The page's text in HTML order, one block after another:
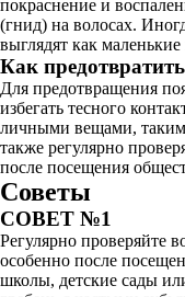
покраснение и
(гнид) на волосах.
выглядят как
Как
Для предотвращения
избегать тесного
личными вещами,
также регулярно
после посещения
Советы
СОВЕТ №1
Регулярно проверяйте
особенно после
школы, детские сады